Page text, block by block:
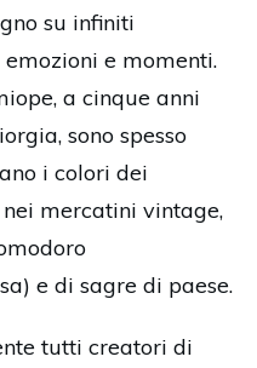
su infiniti
e momenti.
a cinque anni
sono spesso
i colori dei
mercatini vintage,
e di sagre di paese.
tutti creatori di